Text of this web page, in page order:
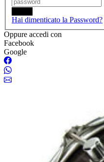
Hai dimenticato la Password?
Oppure accedi con
Facebook
Google